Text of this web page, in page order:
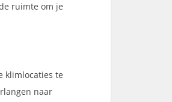
ruimte om je
klimlocaties te
naar